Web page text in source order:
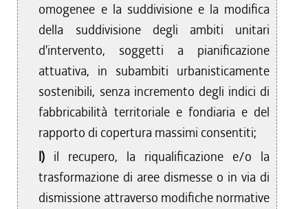
omogenee e la suddivisione e la modifica
della suddivisione degli ambiti unitari
d'intervento, soggetti a pianificazione
attuativa, in subambiti urbanisticamente
sostenibili, senza incremento degli indici di
fabbricabilità territoriale e fondiaria e del
rapporto di copertura massimi consentiti;
l) il recupero, la riqualificazione e/o la
trasformazione di aree dismesse o in via di
dismissione attraverso modifiche normative